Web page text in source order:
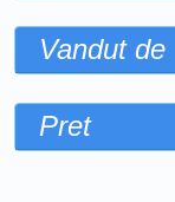
Vandut de
Pret